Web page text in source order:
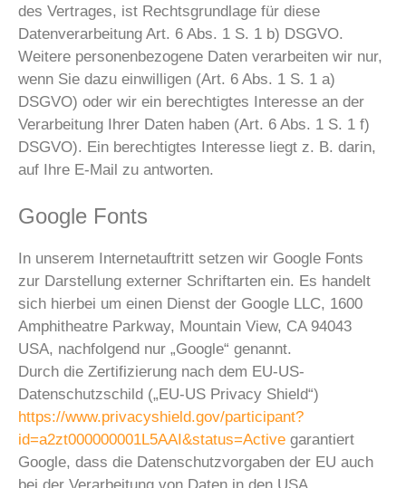
des Vertrages, ist Rechtsgrundlage für diese
Datenverarbeitung Art. 6 Abs. 1 S. 1 b) DSGVO.
Weitere personenbezogene Daten verarbeiten wir nur,
wenn Sie dazu einwilligen (Art. 6 Abs. 1 S. 1 a)
DSGVO) oder wir ein berechtigtes Interesse an der
Verarbeitung Ihrer Daten haben (Art. 6 Abs. 1 S. 1 f)
DSGVO). Ein berechtigtes Interesse liegt z. B. darin,
auf Ihre E-Mail zu antworten.
Google Fonts
In unserem Internetauftritt setzen wir Google Fonts
zur Darstellung externer Schriftarten ein. Es handelt
sich hierbei um einen Dienst der Google LLC, 1600
Amphitheatre Parkway, Mountain View, CA 94043
USA, nachfolgend nur „Google“ genannt.
Durch die Zertifizierung nach dem EU-US-
Datenschutzschild („EU-US Privacy Shield“)
https://www.privacyshield.gov/participant?
id=a2zt000000001L5AAI&status=Active garantiert
Google, dass die Datenschutzvorgaben der EU auch